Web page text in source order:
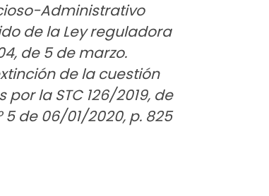
Administrativo
de la Ley reguladora
de 5 de marzo.
de la cuestión
la STC 126/2019, de
de 06/01/2020, p. 825